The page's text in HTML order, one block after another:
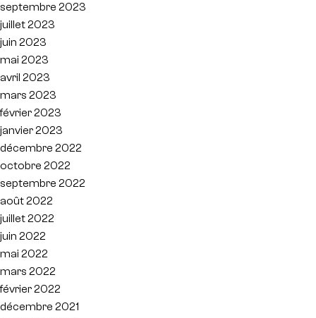
septembre 2023
juillet 2023
juin 2023
mai 2023
avril 2023
mars 2023
février 2023
janvier 2023
décembre 2022
octobre 2022
septembre 2022
août 2022
juillet 2022
juin 2022
mai 2022
mars 2022
février 2022
décembre 2021